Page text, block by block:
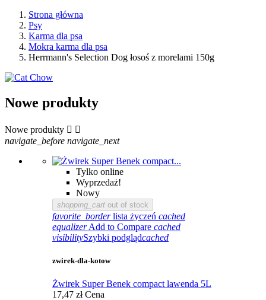
Strona główna
Psy
Karma dla psa
Mokra karma dla psa
Herrmann's Selection Dog łosoś z morelami 150g
Nowe produkty
Nowe produkty  
navigate_before navigate_next
Tylko online
Wyprzedaż!
Nowy
shopping_cart out of stock
favorite_border lista życzeń cached
equalizer Add to Compare cached
visibilitySzybki podglądcached
zwirek-dla-kotow
Żwirek Super Benek compact lawenda 5L
17,47 zł Cena